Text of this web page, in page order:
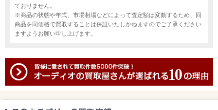
ておりません。
※商品の状態や年式、市場相場などによって査定額は変動するため、同
商品を同価格で買取することは保証いたしかねますのでご了承ください
ますようお願い申し上げます。